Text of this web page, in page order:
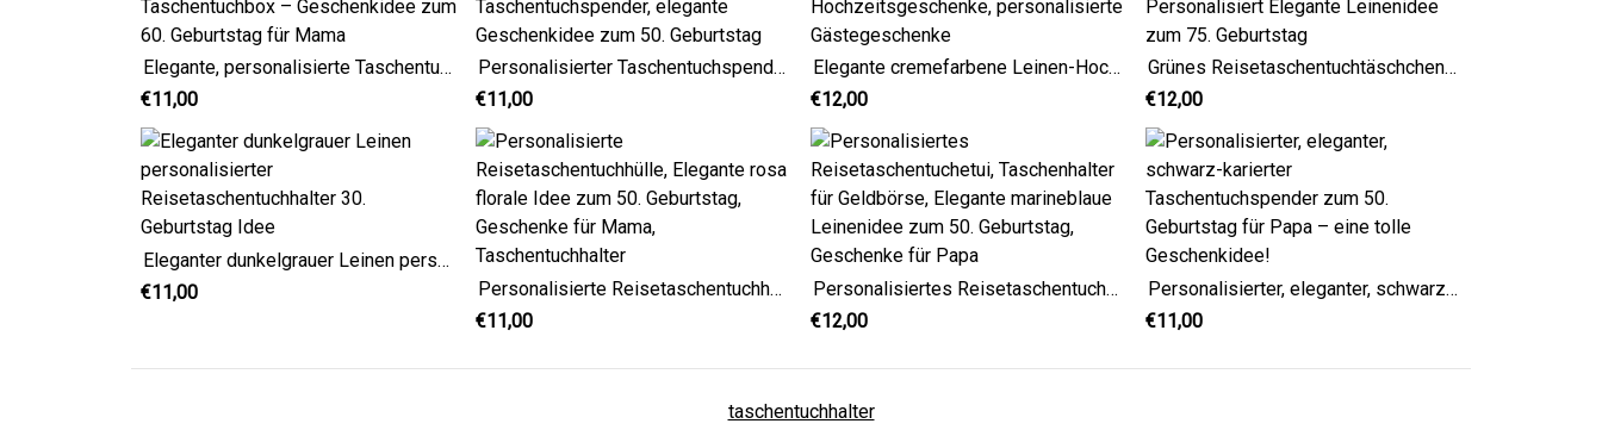
Elegante, personalisierte Taschentuchbox – Geschenkidee zum 60. Geburtstag für Mama
€11,00
Personalisierter Taschentuchspender, elegante Geschenkidee zum 50. Geburtstag
€11,00
Elegante cremefarbene Leinen-Hochzeitsgeschenke, personalisierte Gästegeschenke
€12,00
Grünes Reisetaschentuchtäschchen Personalisiert Elegante Leinenidee zum 75. Geburtstag
€12,00
Eleganter dunkelgrauer Leinen personalisierter Reisetaschentuchhalter 30. Geburtstag Idee
€11,00
Personalisierte Reisetaschentuchhülle, Elegante rosa florale Idee zum 50. Geburtstag, Geschenke für Mama, Taschentuchhalter
€11,00
Personalisiertes Reisetaschentuchetui, Taschenhalter für Geldbörse, Elegante marineblaue Leinenidee zum 50. Geburtstag, Geschenke für Papa
€12,00
Personalisierter, eleganter, schwarz-karierter Taschentuchspender zum 50. Geburtstag für Papa – eine tolle Geschenkidee!
€11,00
taschentuchhalter